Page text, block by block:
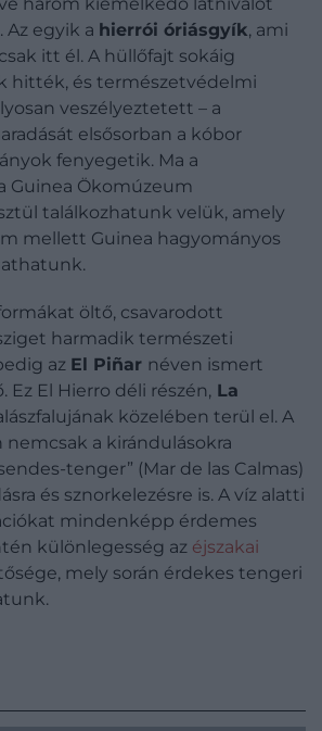
három kiemelkedő látnivalót
egyik a hierrói óriásgyík, ami
itt él. A hüllőfajt sokáig
hitték, és természetvédelmi
veszélyeztetett – a
elsősorban a kóbor
fenyegetik. Ma a
Guinea Ökomúzeum
találkozhatunk velük, amely
mellett Guinea hagyományos
öltő, csavarodott
harmadik természeti
az El Piñar néven ismert
El Hierro déli részén, La
közelében terül el. A
nemcsak a kirándulásokra
tenger” (Mar de las Calmas)
és sznorkelezésre is. A víz alatti
mindenképp érdemes
különlegesség az éjszakai
mely során érdekes tengeri